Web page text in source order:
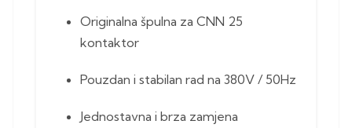
Originalna špulna za CNN 25
kontaktor
Pouzdan i stabilan rad na 380V / 50Hz
Jednostavna i brza zamjena